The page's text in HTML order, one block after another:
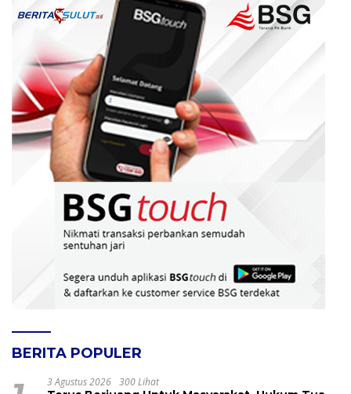
BERITA POPULER
3 Agustus 2026 300 Lihat